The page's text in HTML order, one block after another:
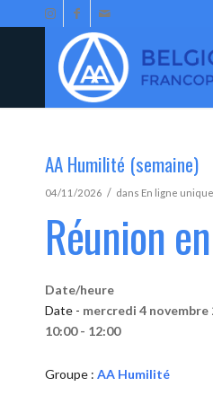
AA Humilité (semaine)
04/11/2026 / dans En ligne
Réunion
Date/heure
Date - mercredi 4 novembre
10:00 - 12:00
Groupe : AA Humilité